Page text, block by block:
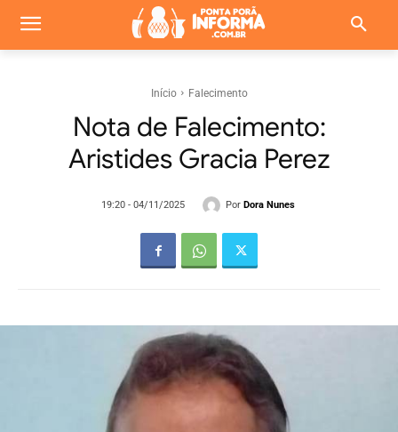
Início Falecimento
Nota de Falecimento:
Aristides Gracia Perez
19:20 - 04/11/2025 Por Dora Nunes